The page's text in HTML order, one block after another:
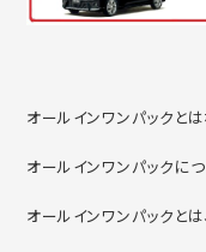
オールインワンパックと
オールインワンパックに
オールインワンパックとは